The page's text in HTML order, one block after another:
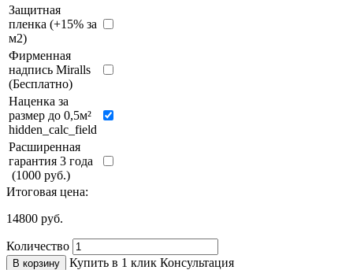
Защитная
пленка (+15% за
м2)
Фирменная
надпись Miralls
(Бесплатно)
Наценка за
размер до 0,5м²
hidden_calc_field
Расширенная
гарантия 3 года
(1000 руб.)
Итоговая цена:
14800 руб.
Количество
В корзину Купить в 1 клик Консультация